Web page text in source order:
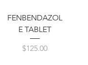
FENBENDAZOL
E TABLET
価格
$125.00